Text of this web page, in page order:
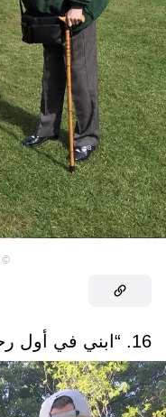
©
16. “ابني في أول رحلة صيد له مع خاله”...